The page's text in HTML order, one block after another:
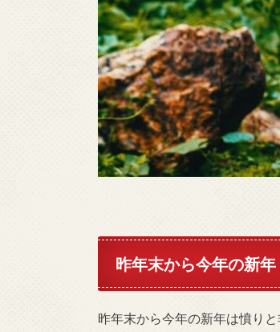
昨年末から今年の新年
昨年末から今年の新年は憤り